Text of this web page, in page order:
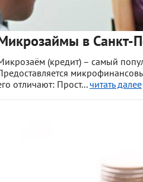
в Санкт-
(кредит) – самый
отличают: Прост...читать далее